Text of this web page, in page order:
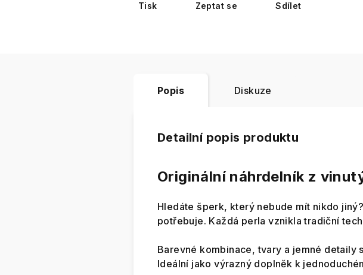
Tisk Zeptat se Sdílet
Popis Diskuze
Detailní popis produktu
Originální náhrdelník z
Hledáte šperk, který nebude mít nikdo
potřebuje. Každá perla vznikla tradiční
Barevné kombinace, tvary a jemné
Ideální jako výrazný doplněk k